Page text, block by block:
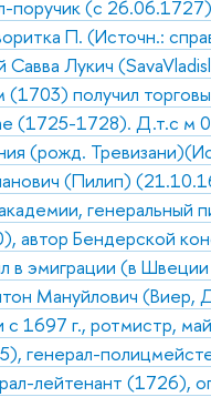
поручик (с
П. (Источн.:
Савва Лукич
получил
(1725-1728). Д.т.с
(рожд.
(Пилип)
генеральный
автор Бендерской
в эмиграции (в
Мануйлович (Виер,
1697 г., ротмистр,
генерал-
лейтенант (1726),